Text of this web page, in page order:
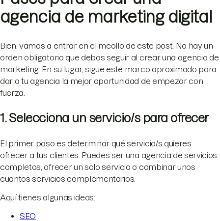
agencia de marketing digital
Bien, vamos a entrar en el meollo de este post. No hay un
orden obligatorio que debas seguir al crear una agencia de
marketing. En su lugar, sigue este marco aproximado para
dar a tu agencia la mejor oportunidad de empezar con
fuerza.
1. Selecciona un servicio/s para ofrecer
El primer paso es determinar qué servicio/s quieres
ofrecer a tus clientes. Puedes ser una agencia de servicios
completos, ofrecer un solo servicio o combinar unos
cuantos servicios complementarios.
Aquí tienes algunas ideas:
SEO